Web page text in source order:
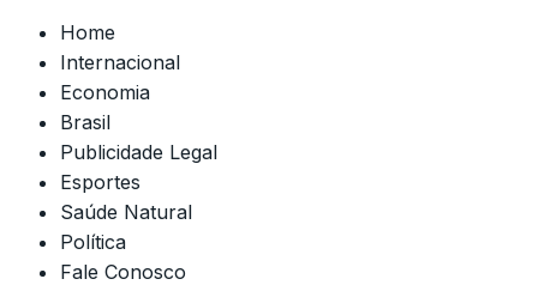
Home
Internacional
Economia
Brasil
Publicidade Legal
Esportes
Saúde Natural
Política
Fale Conosco